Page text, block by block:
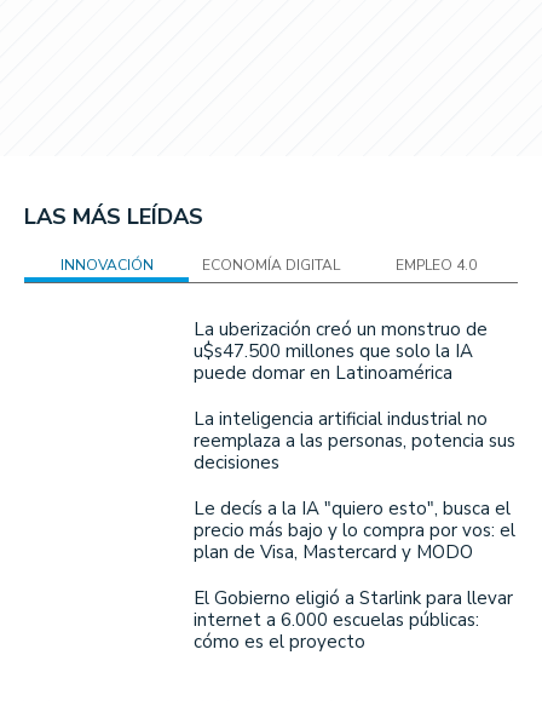
LAS MÁS LEÍDAS
INNOVACIÓN ECONOMÍA DIGITAL EMPLEO 4.0
La uberización creó un monstruo de
u$s47.500 millones que solo la IA
puede domar en Latinoamérica
La inteligencia artificial industrial no
reemplaza a las personas, potencia sus
decisiones
Le decís a la IA "quiero esto", busca el
precio más bajo y lo compra por vos: el
plan de Visa, Mastercard y MODO
El Gobierno eligió a Starlink para llevar
internet a 6.000 escuelas públicas:
cómo es el proyecto